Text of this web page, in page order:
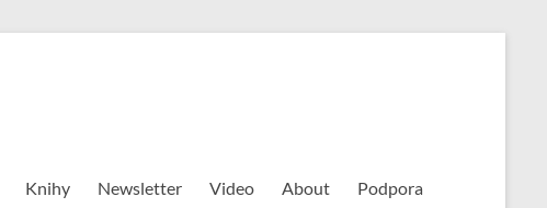
Knihy Newsletter Video About Podpora